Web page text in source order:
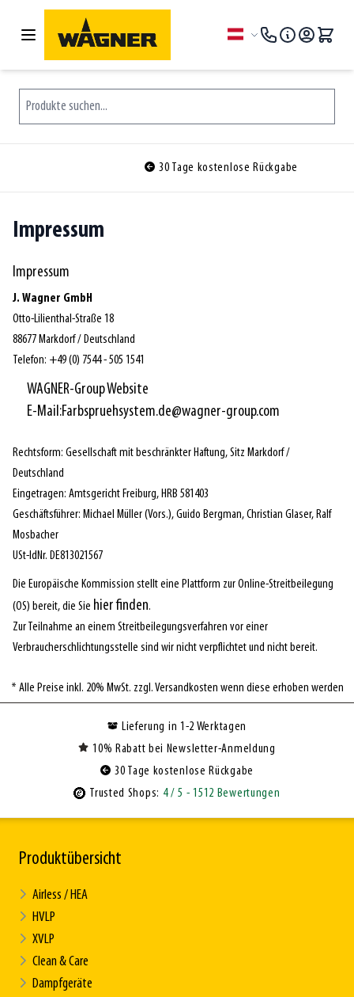
Zum Inhalt springen
Sprache
Produkte suchen...
30 Tage kostenlose Rückgabe
Impressum
Impressum
J. Wagner GmbH
Otto-Lilienthal-Straße 18
88677 Markdorf / Deutschland
Telefon: +49 (0) 7544 - 505 1541
WAGNER-Group Website
E-Mail:Farbspruehsystem.de@wagner-group.com
Rechtsform: Gesellschaft mit beschränkter Haftung, Sitz Markdorf /
Deutschland
Eingetragen: Amtsgericht Freiburg, HRB 581403
Geschäftsführer: Michael Müller (Vors.), Guido Bergman, Christian Glaser, Ralf
Mosbacher
USt-IdNr. DE813021567
Die Europäische Kommission stellt eine Plattform zur Online-Streitbeilegung
(OS) bereit, die Sie hier finden.
Zur Teilnahme an einem Streitbeilegungsverfahren vor einer
Verbraucherschlichtungsstelle sind wir nicht verpflichtet und nicht bereit.
* Alle Preise inkl. 20% MwSt. zzgl. Versandkosten wenn diese erhoben werden
Lieferung in 1-2 Werktagen
10% Rabatt bei Newsletter-Anmeldung
30 Tage kostenlose Rückgabe
Trusted Shops: 4/ 5 - 1512 Bewertungen
Produktübersicht
Airless / HEA
HVLP
XVLP
Clean & Care
Dampfgeräte